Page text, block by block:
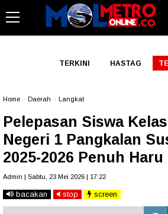
TERKINI HASTAG
Home Daerah Langkat
Pelepasan Siswa
Negeri 1 Pangkalan
2025-2026 Penuh Haru
Admin | Sabtu, 23 Mei 2026 | 17:22
bacakan stop screen